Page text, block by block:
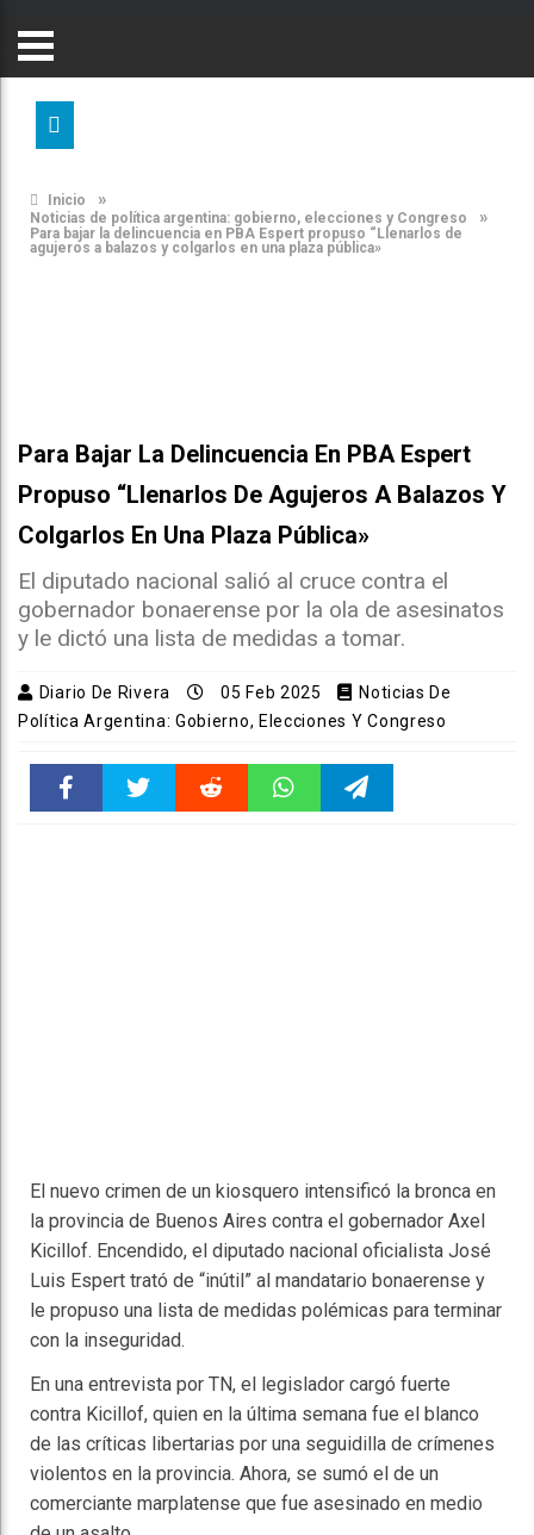
Inicio »
Noticias de política argentina: gobierno, elecciones y Congreso »
Para bajar la delincuencia en PBA Espert propuso “Llenarlos de
agujeros a balazos y colgarlos en una plaza pública»
Para Bajar La Delincuencia En PBA Espert
Propuso “Llenarlos De Agujeros A Balazos Y
Colgarlos En Una Plaza Pública»
El diputado nacional salió al cruce contra el
gobernador bonaerense por la ola de asesinatos
y le dictó una lista de medidas a tomar.
Diario De Rivera 05 Feb 2025
Noticias De
Política Argentina: Gobierno, Elecciones Y Congreso
El nuevo crimen de un kiosquero intensificó la bronca en
la provincia de Buenos Aires contra el gobernador Axel
Kicillof. Encendido, el diputado nacional oficialista José
Luis Espert trató de “inútil” al mandatario bonaerense y
le propuso una lista de medidas polémicas para terminar
con la inseguridad.
En una entrevista por TN, el legislador cargó fuerte
contra Kicillof, quien en la última semana fue el blanco
de las críticas libertarias por una seguidilla de crímenes
violentos en la provincia. Ahora, se sumó el de un
comerciante marplatense que fue asesinado en medio